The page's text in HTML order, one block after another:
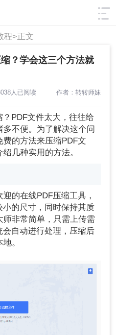
筛选
程>正文
？学会这三个方法就
人已阅读 作者：转转师妹
PDF文件太大，往往给
不便。为了解决这个问
的方法来压缩PDF文
几种实用的方法。
的在线PDF压缩工具，
的尺寸，同时保持其质
非常简单，只需上传需
自动进行处理，压缩后
。